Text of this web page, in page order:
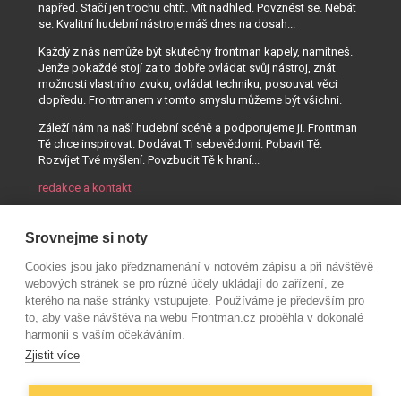
napřed. Stačí jen trochu chtít. Mít nadhled. Povznést se. Nebát
se. Kvalitní hudební nástroje máš dnes na dosah...
Každý z nás nemůže být skutečný frontman kapely, namítneš.
Jenže pokaždé stojí za to dobře ovládat svůj nástroj, znát
možnosti vlastního zvuku, ovládat techniku, posouvat věci
dopředu. Frontmanem v tomto smyslu můžeme být všichni.
Záleží nám na naší hudební scéně a podporujeme ji. Frontman
Tě chce inspirovat. Dodávat Ti sebevědomí. Pobavit Tě.
Rozvíjet Tvé myšlení. Povzbudit Tě k hraní...
redakce a kontakt
Srovnejme si noty
Cookies jsou jako předznamenání v notovém zápisu a při návštěvě
webových stránek se pro různé účely ukládají do zařízení, ze
kterého na naše stránky vstupujete. Používáme je především pro
to, aby vaše návštěva na webu Frontman.cz proběhla v dokonalé
harmonii s vaším očekáváním.
Zjistit více